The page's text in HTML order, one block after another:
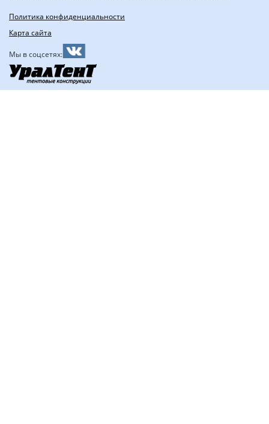
Политика конфиденциальности
Карта сайта
Мы в соцсетях: